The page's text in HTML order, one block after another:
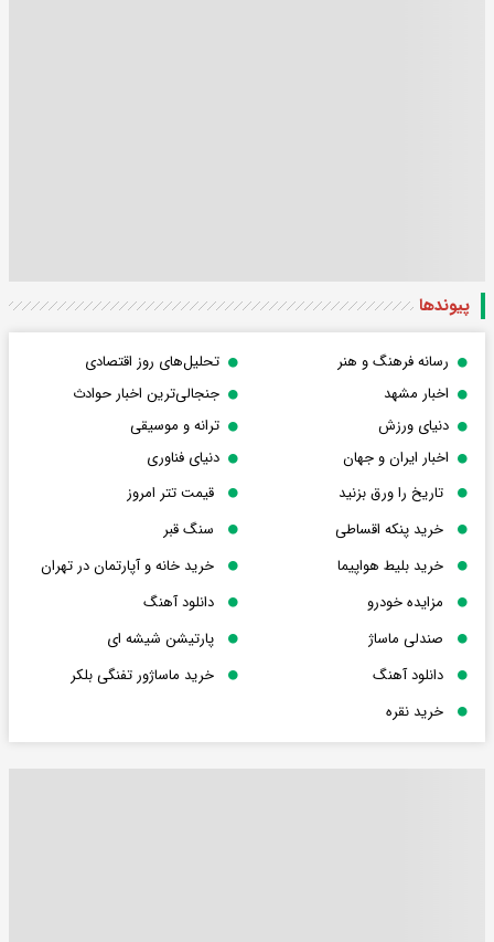
پیوندها
رسانه فرهنگ و هنر
تحلیل‌های روز اقتصادی
اخبار مشهد
جنجالی‌ترین اخبار حوادث
دنیای ورزش
ترانه و موسیقی
اخبار ایران و جهان
دنیای فناوری
تاریخ را ورق بزنید
قیمت تتر امروز
خرید پنکه اقساطی
سنگ قبر
خرید بلیط هواپیما
خرید خانه و آپارتمان در تهران
مزایده خودرو
دانلود آهنگ
صندلی ماساژ
پارتیشن شیشه ای
دانلود آهنگ
خرید ماساژور تفنگی بلکر
خرید نقره